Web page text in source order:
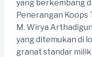
yang berkembang
Penerangan
M. Wirya
yang ditemukan di
granat standar